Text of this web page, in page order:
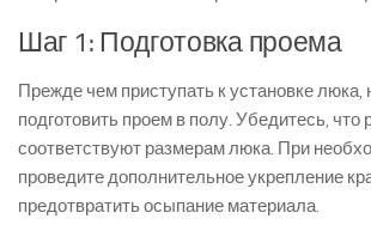
Шаг 1: Подготовка проема
Прежде чем приступать к установке
подготовить проем в полу. Убедитесь,
соответствуют размерам люка. При
проведите дополнительное укрепление
предотвратить осыпание материала.